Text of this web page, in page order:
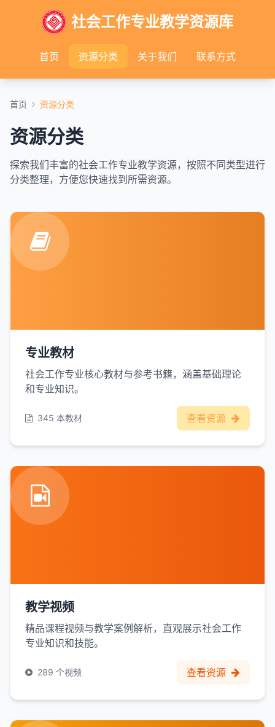
社会工作专业教学资源库
首页 资源分类 关于我们 联系方式
首页 资源分类
资源分类
探索我们丰富的社会工作专业教学资源，按照不同类型进行
分类整理，方便您快速找到所需资源。
专业教材
社会工作专业核心教材与参考书籍，涵盖基础理论
和专业知识。
345 本教材 查看资源
教学视频
精品课程视频与教学案例解析，直观展示社会工作
专业知识和技能。
289 个视频 查看资源